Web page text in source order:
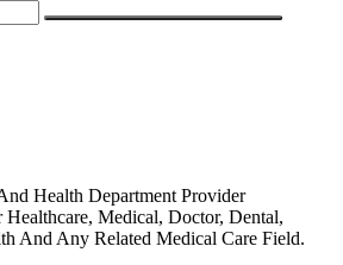
Health Department Provider
Medical, Doctor, Dental,
And Any Related Medical Care Field.